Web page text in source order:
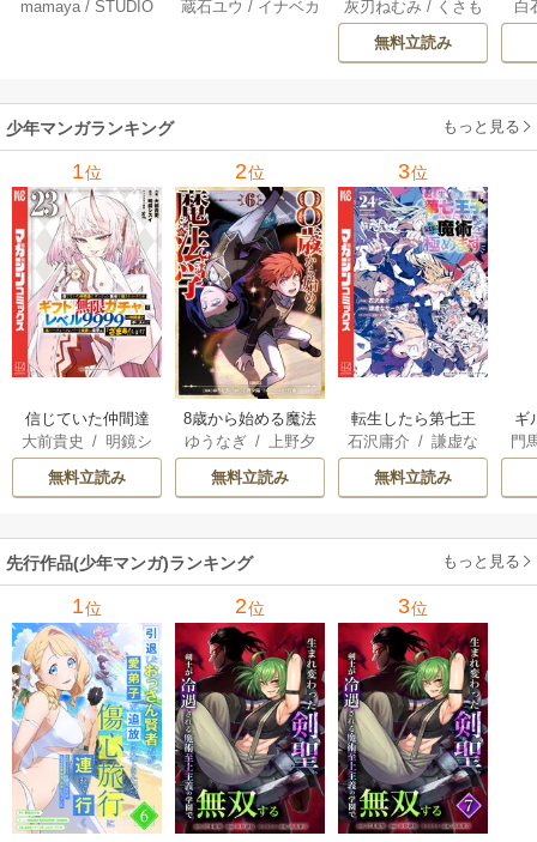
なってくれません
mamaya /STUDIO
3巻
蔵石ユウ / イナベカ
界プレス漫遊記 ～
最強無双のおじさ
んはあらゆる種族
ミック） 6巻
灰刃ねむみ / くさも
ち
無料立読み
ア
（
白
少年マンガランキング もっと見る
1位
信じていた仲間達
にダンジョン奥地
で殺されかけたが
ギフト『無限ガチ
の仲間達を手に入
れて元パーティー
メンバーと世界に
復讐＆『ざま
ぁ！』します！
大前貴史 / 明鏡シ
スイ /tef
無料立読み
2位
8歳から始める魔法
学
ゆうなぎ /上野夕
陽/ 乃希
無料立読み
3位
転生したら第七王
子だったので、気
ままに魔術を極め
ます
石沢庸介 /謙虚な
サークル/
無料立読み
ギ
門
先行作品(少年マンガ)ランキング もっと見る
1位 2位 3位